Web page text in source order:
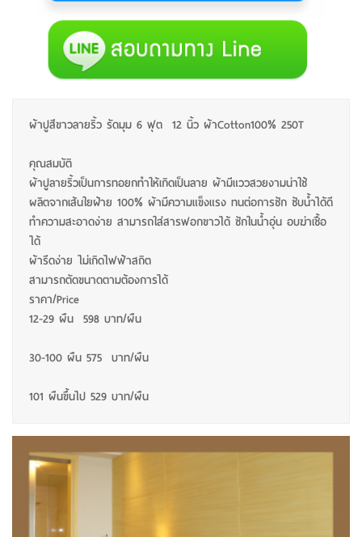
ผ้าปูสีขาวลายริ้ว รัดมุม 6 ฟุต 12 นิ้ว ผ้าCotton100% 250T
คุณสมบัติ
ผ้าปูลายริ้วเป็นการทอยกทำให้เกิดเป็นลาย ผ้ามีแววสวยงามน่าใช้
ผลิตจากเส้นใยฝ้าย 100% ผ้ามีความแข็งแรง ทนต่อการซัก ซับน้ำได้ดี
ทำความสะอาดง่าย สามารถใส่สารฟอกขาวได้ ซักในน้ำอุ่น อบฆ่าเชื้อ
ได้
ผ้ารีดง่าย ไม่เกิดไฟฟ้าสถิต
สามารถตัดขนาดตามต้องการได้
ราคา/Price
12-29 ผืน 598 บาท/ผืน
30-100 ผืน 575 บาท/ผืน
101 ผืนขึ้นไป 529 บาท/ผืน